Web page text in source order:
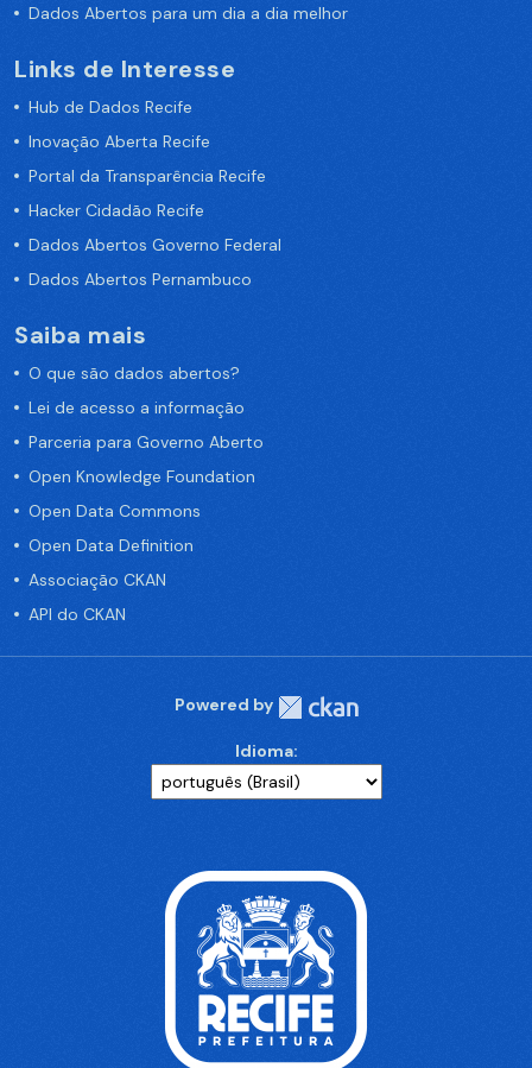
Dados Abertos para um dia a dia melhor
Links de Interesse
Hub de Dados Recife
Inovação Aberta Recife
Portal da Transparência Recife
Hacker Cidadão Recife
Dados Abertos Governo Federal
Dados Abertos Pernambuco
Saiba mais
O que são dados abertos?
Lei de acesso a informação
Parceria para Governo Aberto
Open Knowledge Foundation
Open Data Commons
Open Data Definition
Associação CKAN
API do CKAN
Powered by
Idioma